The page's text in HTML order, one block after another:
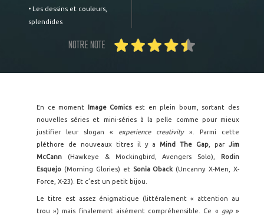
• Les dessins et couleurs,
splendides
NOTRE NOTE
En ce moment Image Comicsest en plein boum, sortant des
nouvelles séries et mini-séries à la pelle comme pour mieux
justifier leur slogan « experience creativity». Parmi cette
pléthore de nouveaux titres il y aMind The Gap , parJim
McCann (Hawkeye & Mockingbird, Avengers Solo), Rodin
Esquejo (Morning Glories) et Sonia Oback (Uncanny X-Men, X-
Force, X-23). Et c’est un petit bijou.
Le titre est assez énigmatique (littéralement « attention au
trou ») mais finalement aisément compréhensible. Ce « gap»